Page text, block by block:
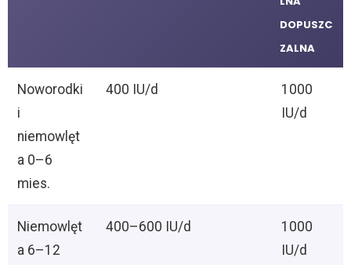
DOPUSZC
ZALNA
Noworodki
i
niemowlęt
a 0–6
mies.
400 IU/d
1000
IU/d
Niemowlęt
a 6–12
400–600 IU/d
1000
IU/d